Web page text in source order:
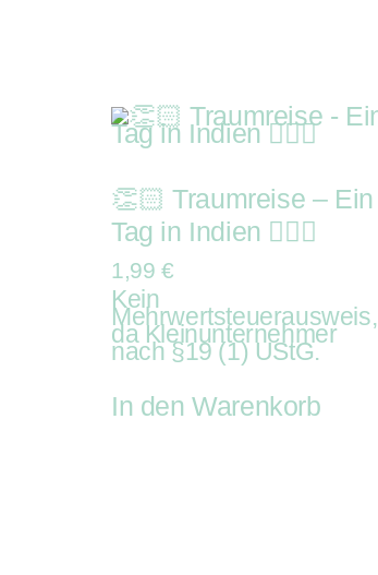
👏🏻 Traumreise – Ein
Tag in Indien 🧘🏼‍♀️
1,99 €
Kein
Mehrwertsteuerausweis,
da Kleinunternehmer
nach §19 (1) UStG.
In den Warenkorb